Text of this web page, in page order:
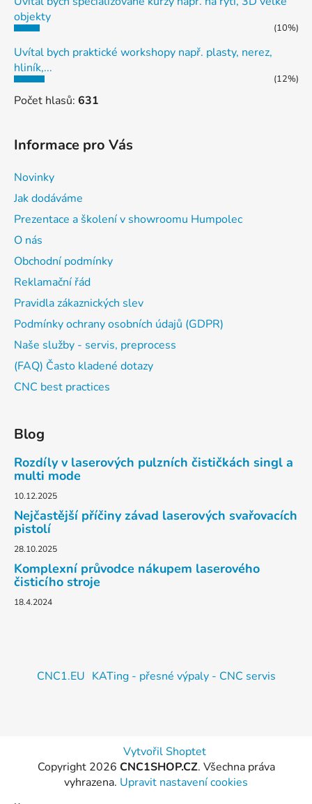
objekty
(10%)
Uvítal bych praktické workshopy např. plasty, nerez,
hliník,...
(12%)
Počet hlasů: 631
Informace pro Vás
Novinky
Jak dodáváme
Prezentace a školení v showroomu Humpolec
O nás
Obchodní podmínky
Reklamační řád
Pravidla zákaznických slev
Podmínky ochrany osobních údajů (GDPR)
Naše služby - servis, preprocess
(FAQ) Často kladené dotazy
CNC best practices
Blog
Rozdíly v laserových pulzních čističkách singl a
multi mode
10.12.2025
Nejčastější příčiny závad laserových svařovacích
pistolí
28.10.2025
Komplexní průvodce nákupem laserového
čisticího stroje
18.4.2024
CNC1.EU KATing - přesné výpaly - CNC servis
Vytvořil Shoptet
Copyright 2026 CNC1SHOP.CZ. Všechna práva
vyhrazena. Upravit nastavení cookies